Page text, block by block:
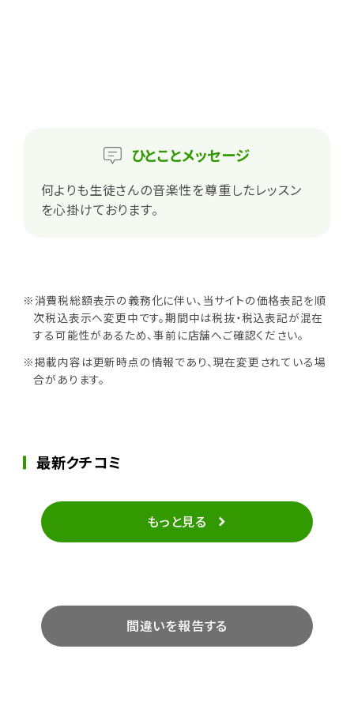
ひとことメッセージ
何よりも生徒さんの音楽性を尊重したレッスン
を心掛けております。
※消費税総額表示の義務化に伴い、当サイトの価格表記を順
次税込表示へ変更中です。期間中は税抜・税込表記が混在
する可能性があるため、事前に店舗へご確認ください。
※掲載内容は更新時点の情報であり、現在変更されている場
合があります。
最新クチコミ
もっと見る
間違いを報告する